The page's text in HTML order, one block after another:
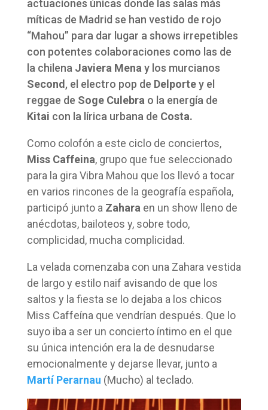
actuaciones únicas donde las salas más
míticas de Madrid se han vestido de rojo
“Mahou” para dar lugar a shows irrepetibles
con potentes colaboraciones como las de
la chilena Javiera Menay los murcianos
Second, el electro pop de Delportey el
reggae de Soge Culebrao la energía de
Kitai con la lírica urbana de Costa.
Como colofón a este ciclo de conciertos,
Miss Caffeina, grupo que fue seleccionado
para la gira Vibra Mahou que los llevó a tocar
en varios rincones de la geografía española,
participó junto a Zaharaen un show lleno de
anécdotas, bailoteos y, sobre todo,
complicidad, mucha complicidad.
La velada comenzaba con una Zahara vestida
de largo y estilo naif avisando de que los
saltos y la fiesta se lo dejaba a los chicos
Miss Caffeína que vendrían después. Que lo
suyo iba a ser un concierto íntimo en el que
su única intención era la de desnudarse
emocionalmente y dejarse llevar, junto a
Martí Perarnau (Mucho) al teclado.